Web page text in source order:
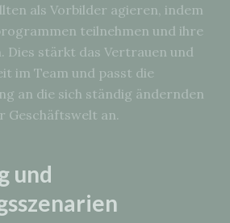
als Vorbilder agieren, indem
teilnehmen und ihre
Dies stärkt das Vertrauen und
im Team und passt die
an die sich ständig ändernden
Geschäftswelt an.
und